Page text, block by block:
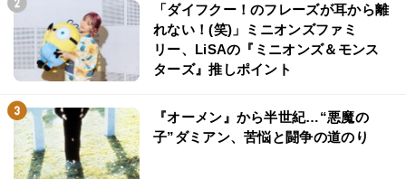
「ダイフクー！のフレーズが耳から離
れない！(笑)」ミニオンズファミ
リー、LiSAの『ミニオンズ＆モンス
ターズ』推しポイント
『オーメン』から半世紀…“悪魔の
子”ダミアン、苦悩と闘争の道のり